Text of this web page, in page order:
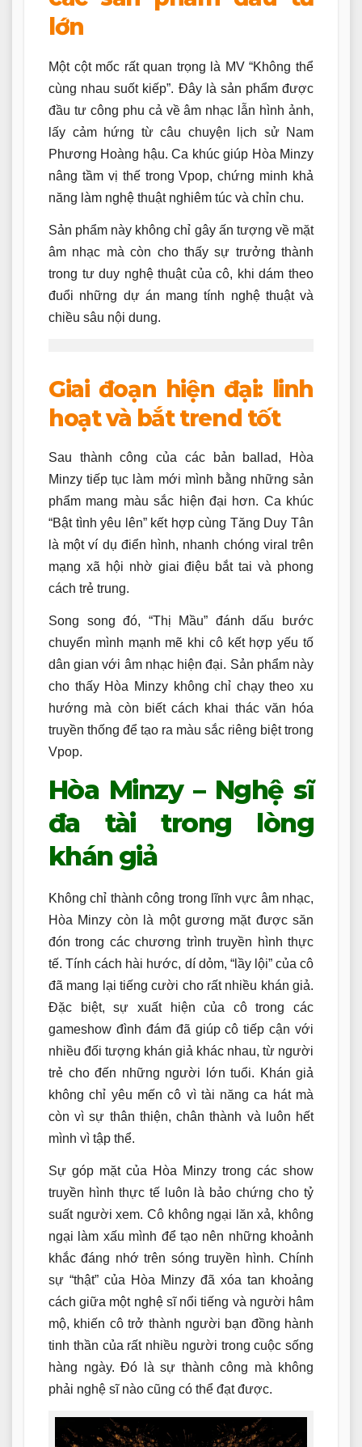
lớn
Một cột mốc rất quan trọng là MV “Không thể
cùng nhau suốt kiếp”. Đây là sản phẩm được
đầu tư công phu cả về âm nhạc lẫn hình ảnh,
lấy cảm hứng từ câu chuyện lịch sử Nam
Phương Hoàng hậu. Ca khúc giúp Hòa Minzy
nâng tầm vị thế trong Vpop, chứng minh khả
năng làm nghệ thuật nghiêm túc và chỉn chu.
Sản phẩm này không chỉ gây ấn tượng về mặt
âm nhạc mà còn cho thấy sự trưởng thành
trong tư duy nghệ thuật của cô, khi dám theo
đuổi những dự án mang tính nghệ thuật và
chiều sâu nội dung.
Giai đoạn hiện đại: linh
hoạt và bắt trend tốt
Sau thành công của các bản ballad, Hòa
Minzy tiếp tục làm mới mình bằng những sản
phẩm mang màu sắc hiện đại hơn. Ca khúc
“Bật tình yêu lên” kết hợp cùng Tăng Duy Tân
là một ví dụ điển hình, nhanh chóng viral trên
mạng xã hội nhờ giai điệu bắt tai và phong
cách trẻ trung.
Song song đó, “Thị Mầu” đánh dấu bước
chuyển mình mạnh mẽ khi cô kết hợp yếu tố
dân gian với âm nhạc hiện đại. Sản phẩm này
cho thấy Hòa Minzy không chỉ chạy theo xu
hướng mà còn biết cách khai thác văn hóa
truyền thống để tạo ra màu sắc riêng biệt trong
Vpop.
Hòa Minzy – Nghệ sĩ
đa tài trong lòng
khán giả
Không chỉ thành công trong lĩnh vực âm nhạc,
Hòa Minzy còn là một gương mặt được săn
đón trong các chương trình truyền hình thực
tế. Tính cách hài hước, dí dỏm, “lầy lội” của cô
đã mang lại tiếng cười cho rất nhiều khán giả.
Đặc biệt, sự xuất hiện của cô trong các
gameshow đình đám đã giúp cô tiếp cận với
nhiều đối tượng khán giả khác nhau, từ người
trẻ cho đến những người lớn tuổi. Khán giả
không chỉ yêu mến cô vì tài năng ca hát mà
còn vì sự thân thiện, chân thành và luôn hết
mình vì tập thể.
Sự góp mặt của Hòa Minzy trong các show
truyền hình thực tế luôn là bảo chứng cho tỷ
suất người xem. Cô không ngại lăn xả, không
ngại làm xấu mình để tạo nên những khoảnh
khắc đáng nhớ trên sóng truyền hình. Chính
sự “thật” của Hòa Minzy đã xóa tan khoảng
cách giữa một nghệ sĩ nổi tiếng và người hâm
mộ, khiến cô trở thành người bạn đồng hành
tinh thần của rất nhiều người trong cuộc sống
hàng ngày. Đó là sự thành công mà không
phải nghệ sĩ nào cũng có thể đạt được.